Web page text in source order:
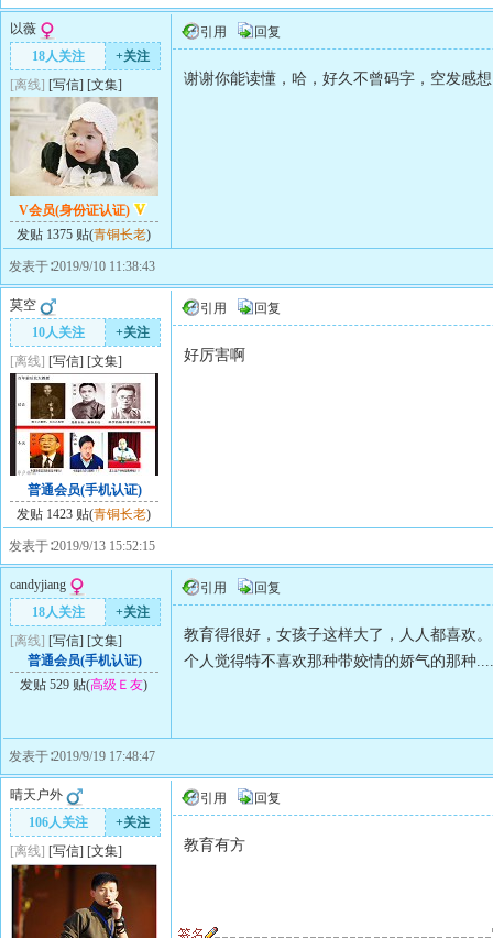
以薇
18人关注
+关注
[离线] [写信] [文集]
V会员(身份证认证)
发贴 1375 贴(青铜长老)
引用 回复
谢谢你能读懂，哈，好久不曾码字，空发感
发表于∶2019/9/10 11:38:43
莫空
10人关注
+关注
[离线] [写信] [文集]
普通会员(手机认证)
发贴 1423 贴(青铜长老)
引用 回复
好厉害啊
发表于∶2019/9/13 15:52:15
candyjiang
18人关注
+关注
[离线] [写信] [文集]
普通会员(手机认证)
发贴 529 贴(高级Ｅ友)
引用 回复
教育得很好，女孩子这样大了，人人都喜欢。
个人觉得特不喜欢那种带姣情的娇气的那种
发表于∶2019/9/19 17:48:47
晴天户外
106人关注
+关注
[离线] [写信] [文集]
引用 回复
教育有方